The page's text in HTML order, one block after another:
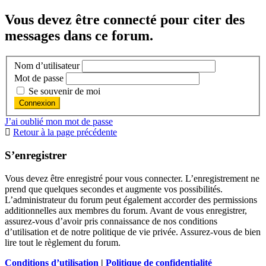
Vous devez être connecté pour citer des
messages dans ce forum.
Nom d’utilisateur
Mot de passe
Se souvenir de moi
J’ai oublié mon mot de passe
Retour à la page précédente
S’enregistrer
Vous devez être enregistré pour vous connecter. L’enregistrement ne
prend que quelques secondes et augmente vos possibilités.
L’administrateur du forum peut également accorder des permissions
additionnelles aux membres du forum. Avant de vous enregistrer,
assurez-vous d’avoir pris connaissance de nos conditions
d’utilisation et de notre politique de vie privée. Assurez-vous de bien
lire tout le règlement du forum.
Conditions d’utilisation | Politique de confidentialité